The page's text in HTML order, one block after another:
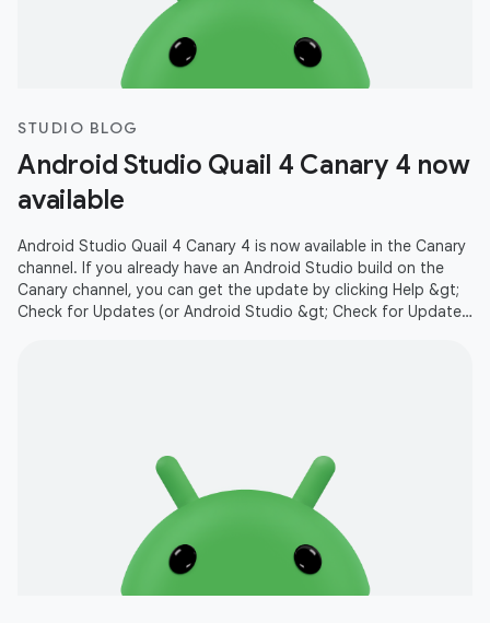
STUDIO BLOG
Android Studio Quail 4 Canary 4 now
available
Android Studio Quail 4 Canary 4 is now available in the Canary
channel. If you already have an Android Studio build on the
Canary channel, you can get the update by clicking Help &gt;
Check for Updates (or Android Studio &gt; Check for Updates